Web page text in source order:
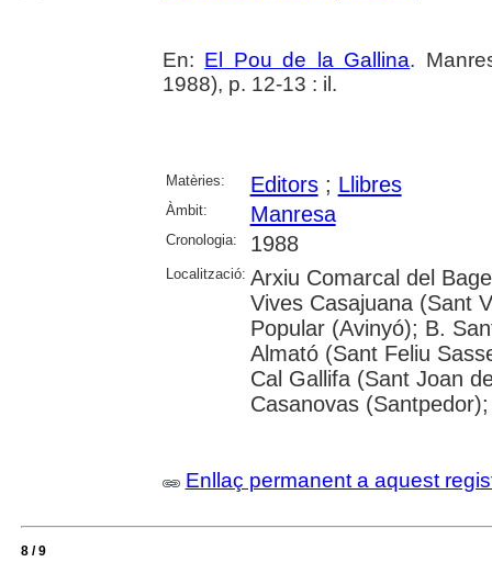
En: El Pou de la Gallina.
1988), p. 12-13 : il.
Matèries: Editors; Llibres
Àmbit: Manresa
Cronologia: 1988
Localització: Arxiu Comarcal del
Vives Casajuana (Sant
Popular (Avinyó); B.
Almató (Sant Feliu
Cal Gallifa (Sant Joan
Casanovas
Enllaç permanent a aquest
8 / 9